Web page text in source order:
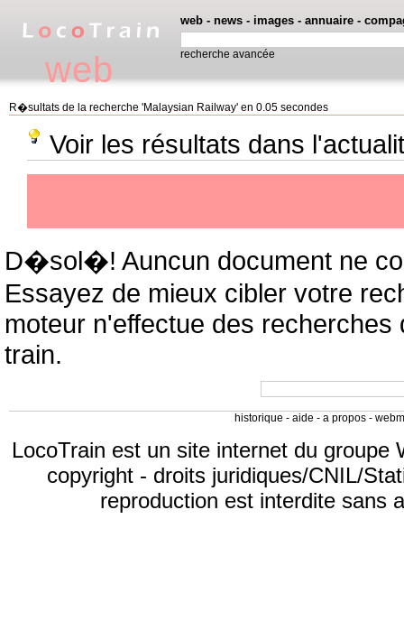
web
web - news - images - annuaire -
recherche avancée
R�sultats de la recherche 'Malaysian Railway' en 0.05 secondes
Voir les résultats dans
D�sol�! Auncun document ne
Essayez de mieux cibler votre
moteur n'effectue des recherches
train.
historique - aide - a propos-
LocoTrain est un site internet du groupe
copyright- droits juridiques/CNIL/
reproduction est interdite sans